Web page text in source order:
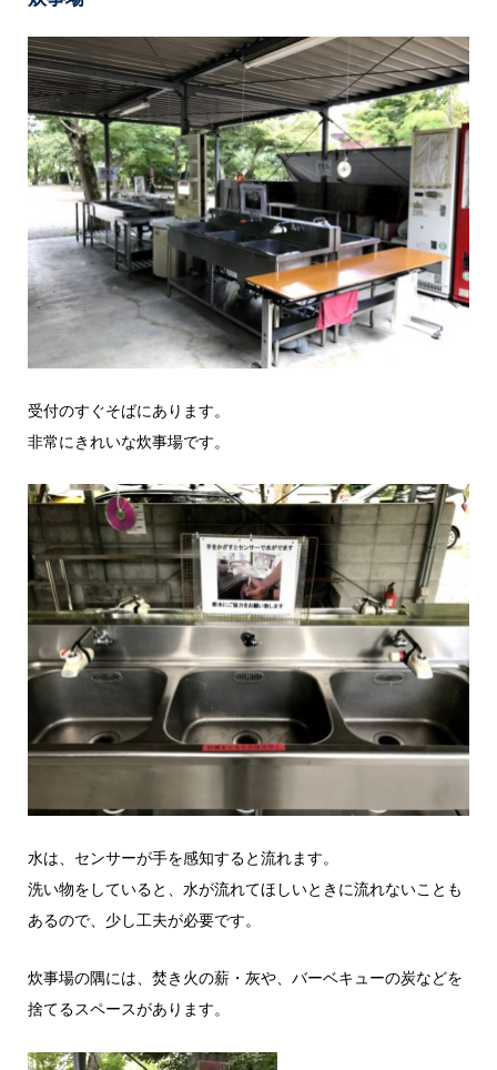
受付のすぐそばにあります。
非常にきれいな炊事場です。
水は、センサーが手を感知すると流れます。
洗い物をしていると、水が流れてほしいときに流れないことも
あるので、少し工夫が必要です。
炊事場の隅には、焚き火の薪・灰や、バーベキューの炭などを
捨てるスペースがあります。